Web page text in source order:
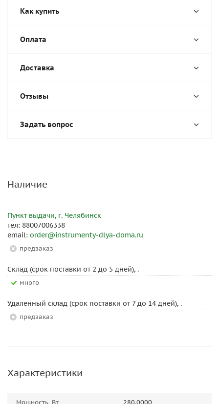
Как купить
Оплата
Доставка
Отзывы
Задать вопрос
Наличие
Пункт выдачи, г. Челябинск
тел: 88007006338
email: order@instrumenty-dlya-doma.ru
Предзаказ
Склад (срок поставки от 2 до 5 дней), .
Много
Удаленный склад (срок поставки от 7 до 14 дней), .
Предзаказ
Характеристики
Мощность, Вт 280.0000